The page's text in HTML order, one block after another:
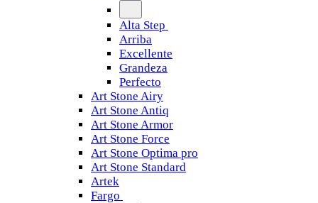
Alta Step
Arriba
Excellente
Grandeza
Perfecto
Art Stone Airy
Art Stone Antiq
Art Stone Armor
Art Stone Force
Art Stone Optima pro
Art Stone Standard
Artek
Fargo